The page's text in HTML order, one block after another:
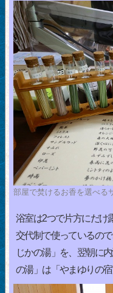
部屋で焚けるお香を選べる
浴室は2つで片方にだけ
交代制で使っているの
じかの湯」を、翌朝に
の湯」は「やまゆりの